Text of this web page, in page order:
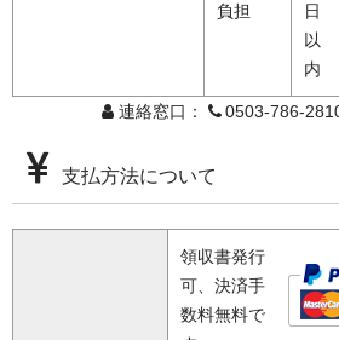
負担
日
以
内
連絡窓口： 0503-786-
支払方法について
領収書発行
可、決済手
数料無料で